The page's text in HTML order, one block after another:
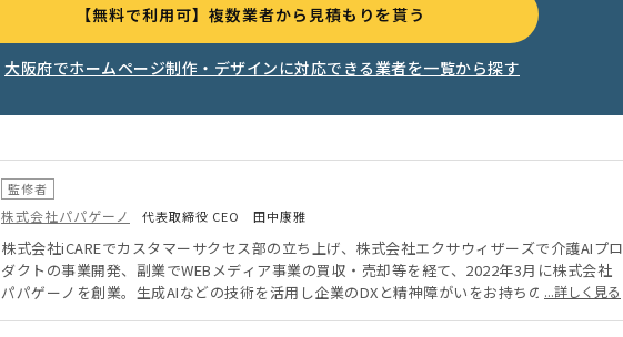
【無料で利用可】複数業者から見積もりを貰う
大阪府でホームページ制作・デザインに対応できる業者を一覧から探す
監修者
株式会社パパゲーノ 代表取締役 CEO 田中康雅
株式会社iCAREでカスタマーサクセス部の立ち上げ、株式会社エクサウィザーズで介護AIプロ
ダクトの事業開発、副業でWEBメディア事業の買収・売却等を経て、2022年3月に株式会社
パパゲーノを創業。生成AIなどの技術を活用し企業のDXと精神障がいをお持ちの方の就労・
...詳しく見る